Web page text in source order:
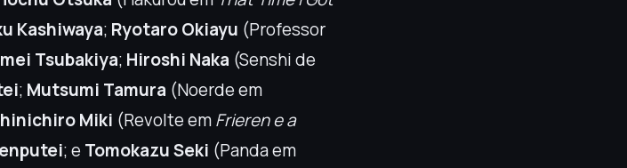
Kashiwaya; Ryotaro Okiayu (Professor
Tsubakiya; Hiroshi Naka (Senshi de
; Mutsumi Tamura (Noerde em
Miki (Revolte emFrieren e a
; e Tomokazu Seki (Panda em